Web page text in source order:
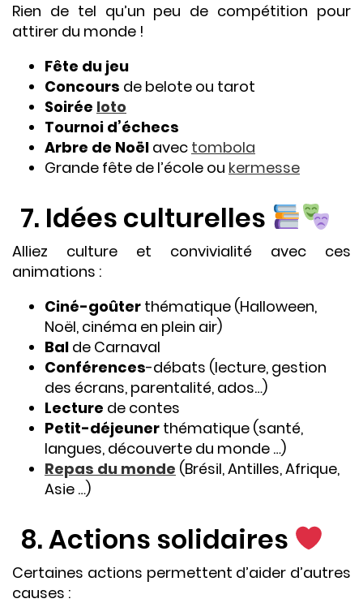
Rien de tel qu’un peu de compétition pour
attirer du monde !
Fête du jeu
Concours de belote ou tarot
Soirée loto
Tournoi d’échecs
Arbre de Noël avec tombola
Grande fête de l’école ou kermesse
7. Idées culturelles
Alliez culture et convivialité avec ces
animations :
Ciné-goûter thématique (Halloween,
Noël, cinéma en plein air)
Bal de Carnaval
Conférences-débats (lecture, gestion
des écrans, parentalité, ados…)
Lecture de contes
Petit-déjeuner thématique (santé,
langues, découverte du monde …)
Repas du monde (Brésil, Antilles, Afrique,
Asie …)
8. Actions solidaires
Certaines actions permettent d’aider d’autres
causes :